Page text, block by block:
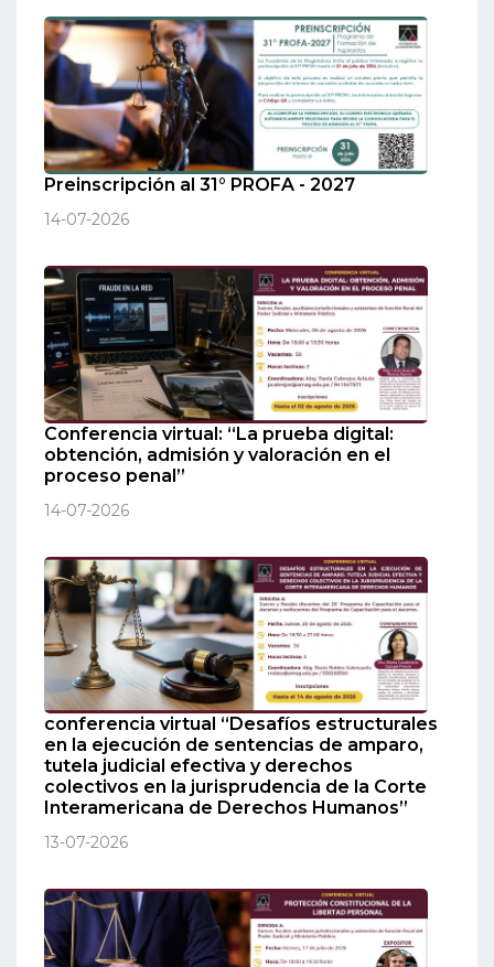
Preinscripción al 31° PROFA - 2027
14-07-2026
Conferencia virtual: “La prueba digital:
obtención, admisión y valoración en el
proceso penal”
14-07-2026
conferencia virtual “Desafíos estructurales
en la ejecución de sentencias de amparo,
tutela judicial efectiva y derechos
colectivos en la jurisprudencia de la Corte
Interamericana de Derechos Humanos”
13-07-2026